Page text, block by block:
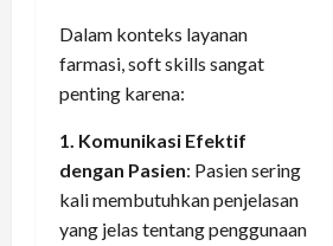
Dalam konteks layanan
farmasi, soft skills sangat
penting karena:
1. Komunikasi Efektif
dengan Pasien: Pasien sering
kali membutuhkan penjelasan
yang jelas tentang penggunaan